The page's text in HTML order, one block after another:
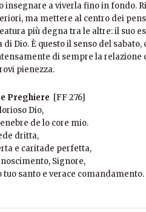
insegnare a viverla fino in fondo.
ma mettere al centro dei
più degna tra le altre: il suo
Dio. È questo il senso del
di sempre la relazione
pienezza.
Preghiere [FF 276]
Dio,
de lo core mio.
dritta,
e caritade perfetta,
Signore,
tuo santo e verace